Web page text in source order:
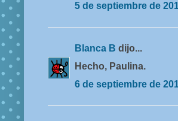
5 de septiembre de
Blanca B dijo...
Hecho, Paulina.
6 de septiembre de